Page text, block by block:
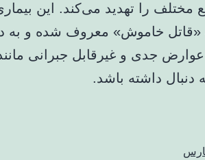
را تهدید می‌کند. این
«قاتل خاموش» معروف شده و به
جدی و غیرقابل جبرانی
داشته باشد.